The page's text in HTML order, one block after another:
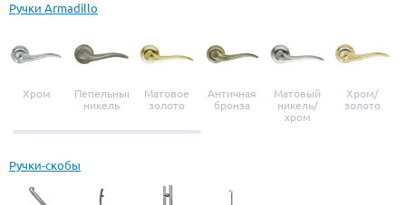
Ручки Armadillo
Хром
Пепельный
никель
Матовое
золото
Античная
бронза
Матовый
никель/
хром
Хром/
золото
Ручки-скобы